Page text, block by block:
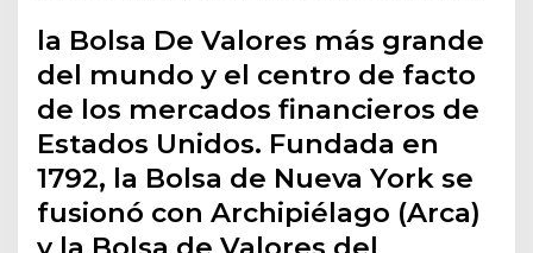
la Bolsa De Valores más grande
del mundo y el centro de facto
de los mercados financieros de
Estados Unidos. Fundada en
1792, la Bolsa de Nueva York se
fusionó con Archipiélago (Arca)